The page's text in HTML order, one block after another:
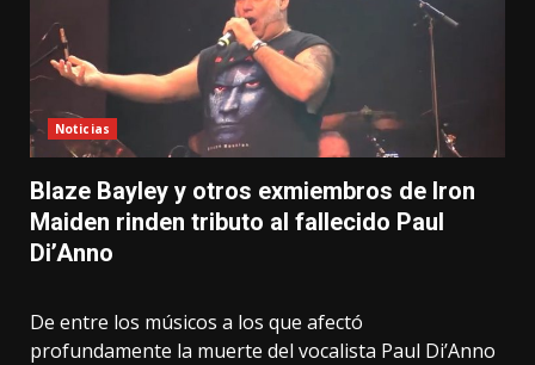
Noticias
Blaze Bayley y otros exmiembros de Iron
Maiden rinden tributo al fallecido Paul
Di’Anno
De entre los músicos a los que afectó
profundamente la muerte del vocalista Paul Di’Anno